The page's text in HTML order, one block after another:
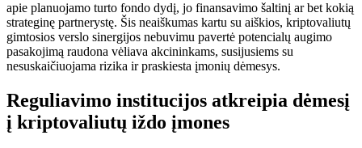
apie planuojamo turto fondo dydį, jo finansavimo šaltinį ar bet kokią
strateginę partnerystę. Šis neaiškumas kartu su aiškios, kriptovaliutų
gimtosios verslo sinergijos nebuvimu pavertė potencialų augimo
pasakojimą raudona vėliava akcininkams, susijusiems su
nesuskaičiuojama rizika ir praskiesta įmonių dėmesys.
Reguliavimo institucijos atkreipia dėmesį
į kriptovaliutų iždo įmones